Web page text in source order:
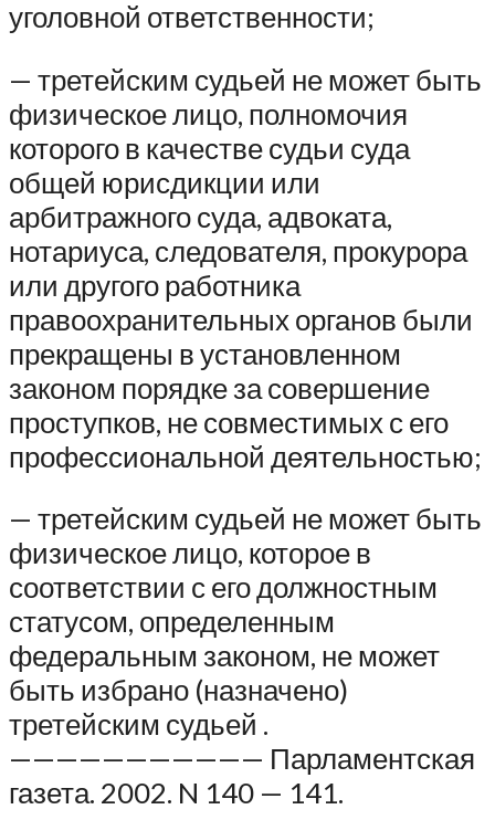
уголовной ответственности;
— третейским судьей не может быть
физическое лицо, полномочия
которого в качестве судьи суда
общей юрисдикции или
арбитражного суда, адвоката,
нотариуса, следователя, прокурора
или другого работника
правоохранительных органов были
прекращены в установленном
законом порядке за совершение
проступков, не совместимых с его
профессиональной деятельностью;
— третейским судьей не может быть
физическое лицо, которое в
соответствии с его должностным
статусом, определенным
федеральным законом, не может
быть избрано (назначено)
третейским судьей .
——————————— Парламентская
газета. 2002. N 140 — 141.